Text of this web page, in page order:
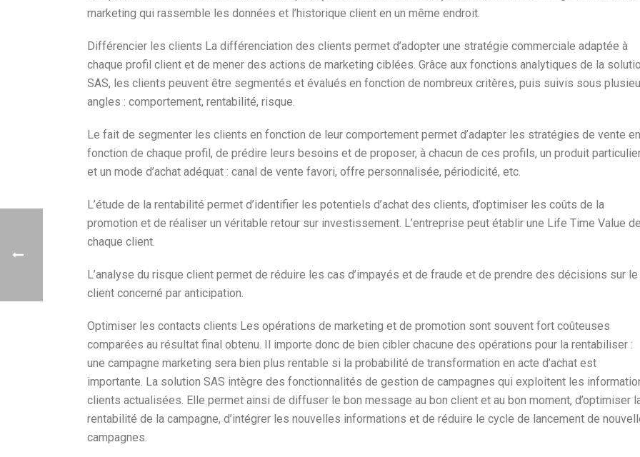
marketing qui rassemble les données et l’historique client en un même endroit.
Différencier les clients La différenciation des clients permet d’adopter une stratégie commerciale adaptée à
chaque profil client et de mener des actions de marketing ciblées. Grâce aux fonctions analytiques de la
SAS, les clients peuvent être segmentés et évalués en fonction de nombreux critères, puis suivis sous
angles : comportement, rentabilité, risque.
Le fait de segmenter les clients en fonction de leur comportement permet d’adapter les stratégies de vente en
fonction de chaque profil, de prédire leurs besoins et de proposer, à chacun de ces profils, un produit
et un mode d’achat adéquat : canal de vente favori, offre personnalisée, périodicité, etc.
L’étude de la rentabilité permet d’identifier les potentiels d’achat des clients, d’optimiser les coûts de la
promotion et de réaliser un véritable retour sur investissement. L’entreprise peut établir une Life Time Value de
chaque client.
L’analyse du risque client permet de réduire les cas d’impayés et de fraude et de prendre des décisions sur le
client concerné par anticipation.
Optimiser les contacts clients Les opérations de marketing et de promotion sont souvent fort coûteuses
comparées au résultat final obtenu. Il importe donc de bien cibler chacune des opérations pour la rentabiliser :
une campagne marketing sera bien plus rentable si la probabilité de transformation en acte d’achat est
importante. La solution SAS intègre des fonctionnalités de gestion de campagnes qui exploitent les
clients actualisées. Elle permet ainsi de diffuser le bon message au bon client et au bon moment, d’optimiser
rentabilité de la campagne, d’intégrer les nouvelles informations et de réduire le cycle de lancement de
campagnes.